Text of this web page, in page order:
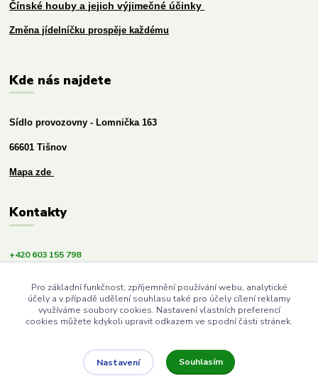
Čínské houby a jejich výjimečné účinky
Změna jídelníčku prospěje každému
Kde nás najdete
Sídlo provozovny - Lomnička 163
66601 Tišnov
Mapa zde
Kontakty
+420 603 155 798
info@budemezdravi.cz
Upravit sběr cookies.
Pro základní funkčnost, zpříjemnění používání webu, analytické
účely a v případě udělení souhlasu také pro účely cílení reklamy
využíváme soubory cookies. Nastavení vlastních preferencí
cookies můžete kdykoli upravit odkazem ve spodní části stránek.
Nastavení Souhlasím